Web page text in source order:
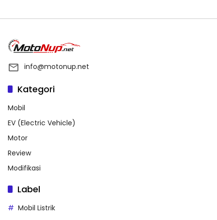
info@motonup.net
Kategori
Mobil
EV (Electric Vehicle)
Motor
Review
Modifikasi
Label
Mobil Listrik